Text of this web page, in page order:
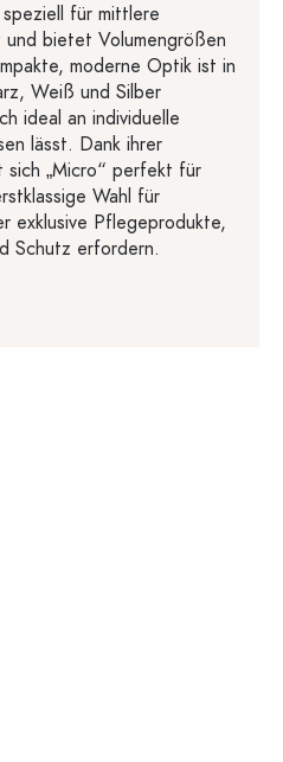
für mittlere
bietet Volumengrößen
moderne Optik ist in
Weiß und Silber
ideal an individuelle
lässt. Dank ihrer
„Micro“ perfekt für
Wahl für
exklusive Pflegeprodukte,
Schutz erfordern.